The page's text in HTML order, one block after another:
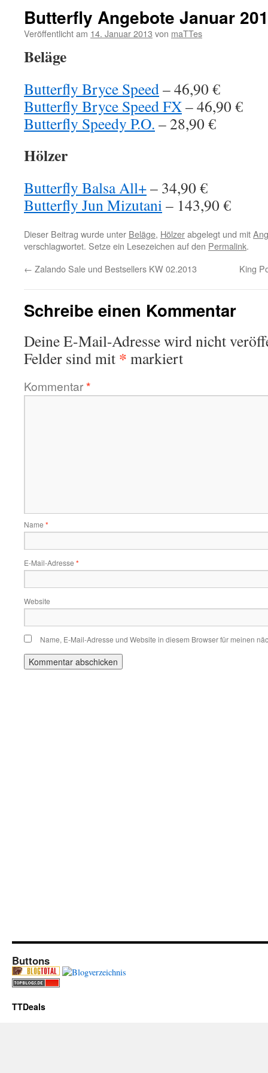
Butterfly Angebote Januar
Veröffentlicht am 14. Januar 2013 von maTTes
Beläge
Butterfly Bryce Speed– 46,90 €
Butterfly Bryce Speed FX– 46,90 €
Butterfly Speedy P.O. – 28,90 €
Hölzer
Butterfly Balsa All+– 34,90 €
Butterfly Jun Mizutani– 143,90 €
Dieser Beitrag wurde unter Beläge, Hölzerabgelegt und mit
verschlagwortet. Setze ein Lesezeichen auf den Permalink.
← Zalando Sale und Bestsellers KW 02.2013 King
Schreibe einen Kommentar
Deine E-Mail-Adresse wird nicht
Felder sind mit * markiert
Kommentar*
Name *
E-Mail-Adresse *
Website
Name, E-Mail-Adresse und Website in diesem Browser für meinen
Buttons
TTDeals